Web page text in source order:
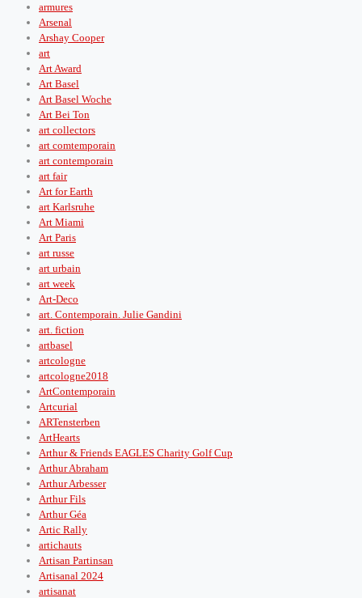
armures
Arsenal
Arshay Cooper
art
Art Award
Art Basel
Art Basel Woche
Art Bei Ton
art collectors
art comtemporain
art contemporain
art fair
Art for Earth
art Karlsruhe
Art Miami
Art Paris
art russe
art urbain
art week
Art-Deco
art. Contemporain. Julie Gandini
art. fiction
artbasel
artcologne
artcologne2018
ArtContemporain
Artcurial
ARTensterben
ArtHearts
Arthur & Friends EAGLES Charity Golf Cup
Arthur Abraham
Arthur Arbesser
Arthur Fils
Arthur Géa
Artic Rally
artichauts
Artisan Partinsan
Artisanal 2024
artisanat